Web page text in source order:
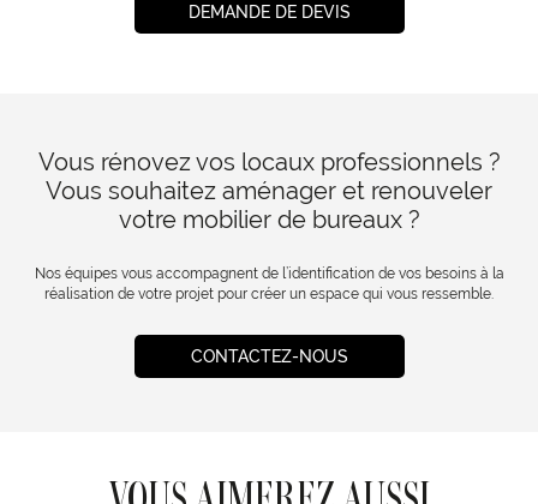
DEMANDE DE DEVIS
Vous rénovez vos locaux professionnels ?
Vous souhaitez aménager et renouveler
votre mobilier de bureaux ?
Nos équipes vous accompagnent de l’identification de vos besoins à la
réalisation de votre projet pour créer un espace qui vous ressemble.
CONTACTEZ-NOUS